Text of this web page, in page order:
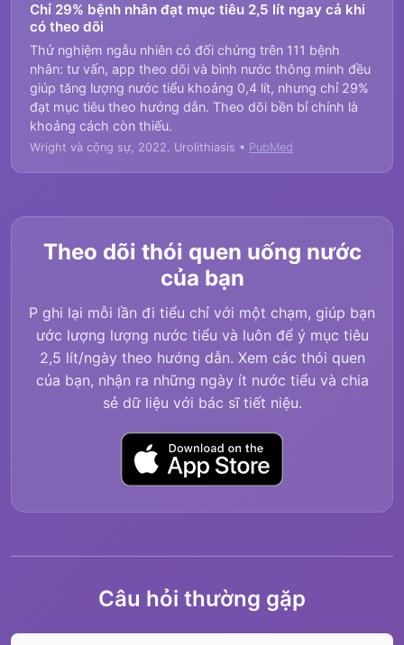
Chỉ 29% bệnh nhân đạt mục tiêu 2,5 lít ngay cả khi
có theo dõi
Thử nghiệm ngẫu nhiên có đối chứng trên 111 bệnh
nhân: tư vấn, app theo dõi và bình nước thông minh đều
giúp tăng lượng nước tiểu khoảng 0,4 lít, nhưng chỉ 29%
đạt mục tiêu theo hướng dẫn. Theo dõi bền bỉ chính là
khoảng cách còn thiếu.
Wright và cộng sự, 2022. Urolithiasis • PubMed
Theo dõi thói quen uống nước
của bạn
P ghi lại mỗi lần đi tiểu chỉ với một chạm, giúp bạn
ước lượng lượng nước tiểu và luôn để ý mục tiêu
2,5 lít/ngày theo hướng dẫn. Xem các thói quen
của bạn, nhận ra những ngày ít nước tiểu và chia
sẻ dữ liệu với bác sĩ tiết niệu.
Câu hỏi thường gặp